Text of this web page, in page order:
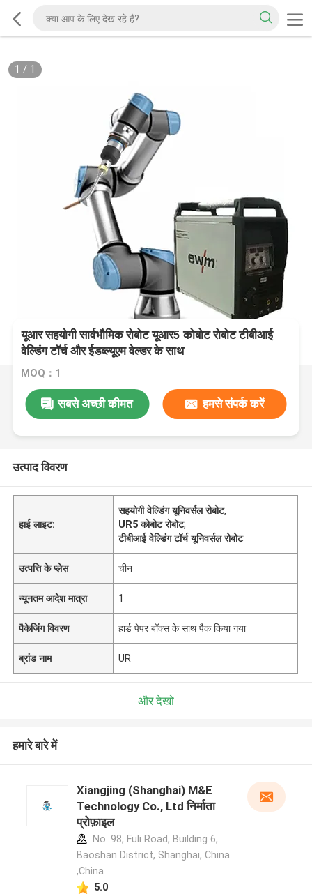
1 / 1
यूआर सहयोगी सार्वभौमिक रोबोट यूआर5 कोबोट रोबोट टीबीआई
वेल्डिंग टॉर्च और ईडब्ल्यूएम वेल्डर के साथ
MOQ：1
सबसे अच्छी कीमत हमसे संपर्क करें
उत्पाद विवरण
हाई लाइट:
सहयोगी वेल्डिंग यूनिवर्सल रोबोट,
UR5 कोबोट रोबोट,
टीबीआई वेल्डिंग टॉर्च यूनिवर्सल रोबोट
उत्पत्ति के प्लेस चीन
न्यूनतम आदेश मात्रा 1
पैकेजिंग विवरण हार्ड पेपर बॉक्स के साथ पैक किया गया
ब्रांड नाम UR
और देखो
हमारे बारे में
Xiangjing (Shanghai) M&E
Technology Co., Ltd निर्माता
प्रोफ़ाइल
No. 98, Fuli Road, Building 6,
Baoshan District, Shanghai, China
,China
5.0